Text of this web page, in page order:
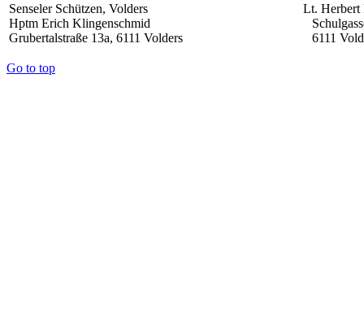
Senseler Schützen, Volders
Hptm Erich Klingenschmid
Grubertalstraße 13a, 6111 Volders
Lt. Herbert
6111
Go to top